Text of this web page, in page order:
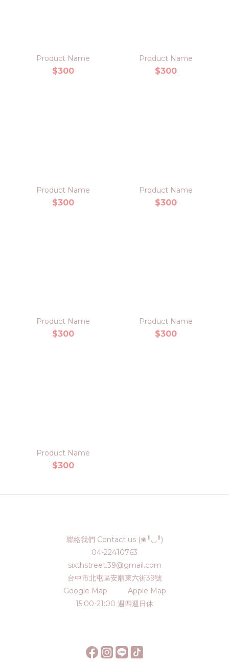
Product Name
$300
Product Name
$300
Product Name
$300
Product Name
$300
Product Name
$300
Product Name
$300
Product Name
$300
聯絡我們 Contact us (❀╹◡╹)
04-22410763
sixthstreet.39@gmail.com
台中市北屯區安順東六街39號
Google Map
Apple Map
15:00-21:00 週四週日休